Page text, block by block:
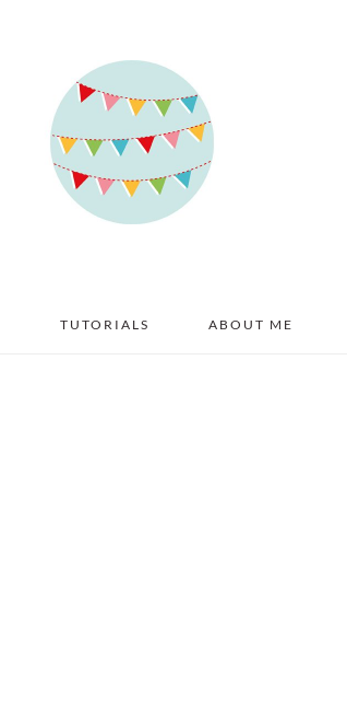
TUTORIALS ABOUT ME